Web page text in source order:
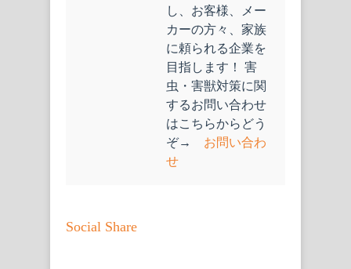
し、お客様、メー
カーの方々、家族
に頼られる企業を
目指します！ 害
虫・害獣対策に関
するお問い合わせ
はこちらからどう
ぞ→ お問い合わ
せ
Social Share